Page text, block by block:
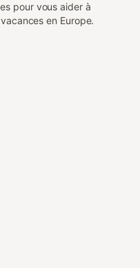
pour vous aider à
en Europe.